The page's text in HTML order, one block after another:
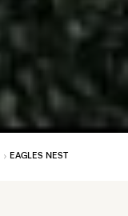
EAGLES NEST